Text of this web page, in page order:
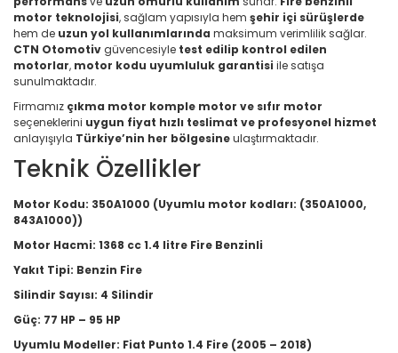
motor teknolojisi, sağlam yapısıyla hem şehir içi sürüşlerde
hem de uzun yol kullanımlarında maksimum verimlilik sağlar.
CTN Otomotivgüvencesiyle test edilip kontrol edilen
motorlar, motor kodu uyumluluk garantisi ile satışa
sunulmaktadır.
Firmamız çıkma motor komple motor ve sıfır motor
seçeneklerini uygun fiyat hızlı teslimat ve profesyonel hizmet
anlayışıyla Türkiye’nin her bölgesineulaştırmaktadır.
Teknik Özellikler
Motor Kodu: 350A1000 (Uyumlu motor kodları: (350A1000,
843A1000))
Motor Hacmi: 1368 cc 1.4 litre Fire Benzinli
Yakıt Tipi: Benzin Fire
Silindir Sayısı: 4 Silindir
Güç: 77 HP – 95 HP
Uyumlu Modeller: Fiat Punto 1.4 Fire (2005 – 2018)